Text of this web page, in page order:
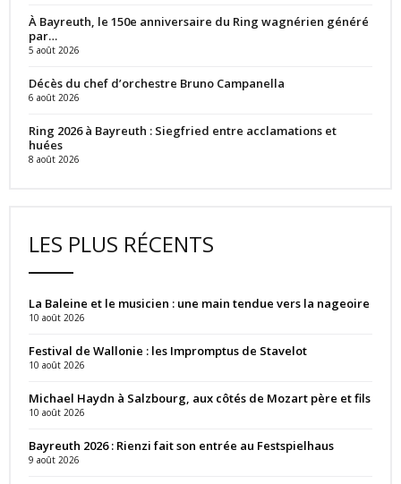
À Bayreuth, le 150e anniversaire du Ring wagnérien généré
par…
5 août 2026
Décès du chef d’orchestre Bruno Campanella
6 août 2026
Ring 2026 à Bayreuth : Siegfried entre acclamations et
huées
8 août 2026
LES PLUS RÉCENTS
La Baleine et le musicien : une main tendue vers la nageoire
10 août 2026
Festival de Wallonie : les Impromptus de Stavelot
10 août 2026
Michael Haydn à Salzbourg, aux côtés de Mozart père et fils
10 août 2026
Bayreuth 2026 : Rienzi fait son entrée au Festspielhaus
9 août 2026